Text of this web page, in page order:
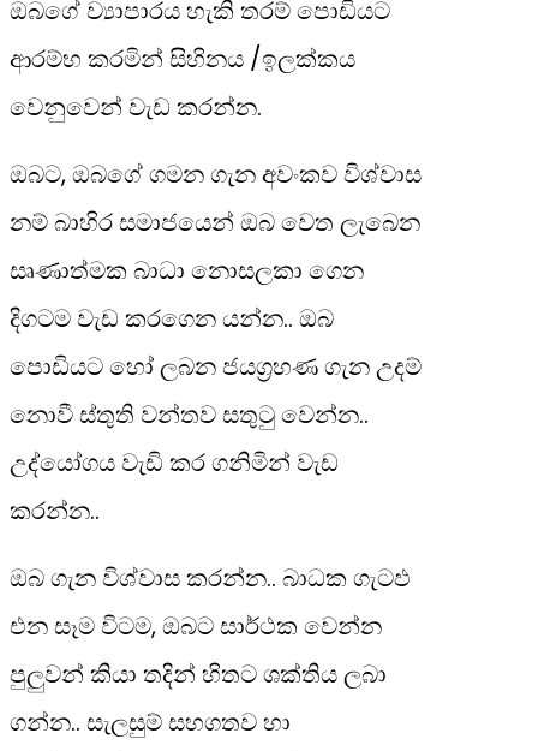
ඔබගේ ව්‍යාපාරය හැකි තරම් පොඩියට
ආරම්භ කරමින් සිහිනය /ඉලක්කය
වෙනුවෙන් වැඩ කරන්න.
ඔබට, ඔබගේ ගමන ගැන අවංකව විශ්වාස
නම් බාහිර සමාජයෙන් ඔබ වෙත ලැබෙන
සෘණාත්මක බාධා නොසලකා ගෙන
දිගටම වැඩ කරගෙන යන්න.. ඔබ
පොඩියට හෝ ලබන ජයග්‍රහණ ගැන උදම්
නොවී ස්තුති වන්තව සතුටු වෙන්න..
උද්යෝගය වැඩි කර ගනිමින් වැඩ
කරන්න..
ඔබ ගැන විශ්වාස කරන්න.. බාධක ගැටඵ
එන සෑම විටම, ඔබට සාර්ථක වෙන්න
පුලුවන් කියා තදින් හිතට ශක්තිය ලබා
ගන්න.. සැලසුම් සහගතව හා